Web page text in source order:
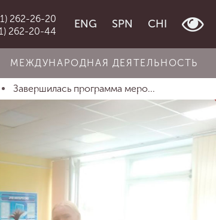
262-26-20
262-20-44
ENG SPN CHI
МЕЖДУНАРОДНАЯ ДЕЯТЕЛЬНОСТЬ
Завершилась программа меро...